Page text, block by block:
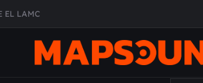
EL LAMC
DE ÉPOCA EN FORMA DE DISCO